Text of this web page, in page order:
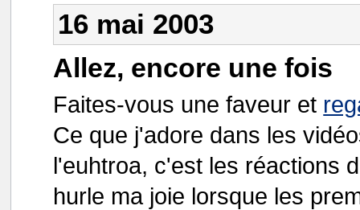
16 mai 2003
Allez, encore une fois
Faites-vous une faveur et
Ce que j'adore dans les
l'euhtroa, c'est les réactions
hurle ma joie lorsque les